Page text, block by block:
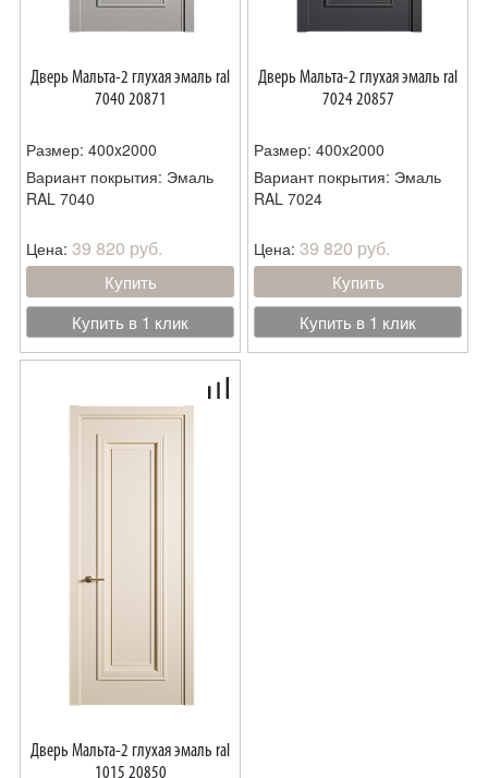
Дверь Мальта-2 глухая эмаль ral
7040 20871
Размер: 400x2000
Вариант покрытия: Эмаль
RAL 7040
Цена: 39 820 руб.
Купить
Купить в 1 клик
Дверь Мальта-2 глухая эмаль ral
7024 20857
Размер: 400x2000
Вариант покрытия: Эмаль
RAL 7024
Цена: 39 820 руб.
Купить
Купить в 1 клик
Дверь Мальта-2 глухая эмаль ral
1015 20850